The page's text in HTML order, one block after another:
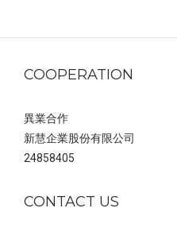
COOPERATION
異業合作
新慧企業股份有限公司
24858405
CONTACT US